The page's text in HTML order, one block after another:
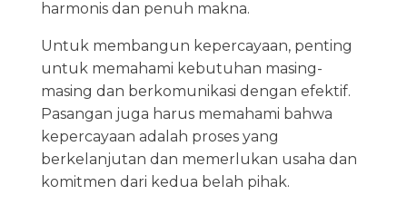
harmonis dan penuh makna.
Untuk membangun kepercayaan, penting
untuk memahami kebutuhan masing-
masing dan berkomunikasi dengan efektif.
Pasangan juga harus memahami bahwa
kepercayaan adalah proses yang
berkelanjutan dan memerlukan usaha dan
komitmen dari kedua belah pihak.